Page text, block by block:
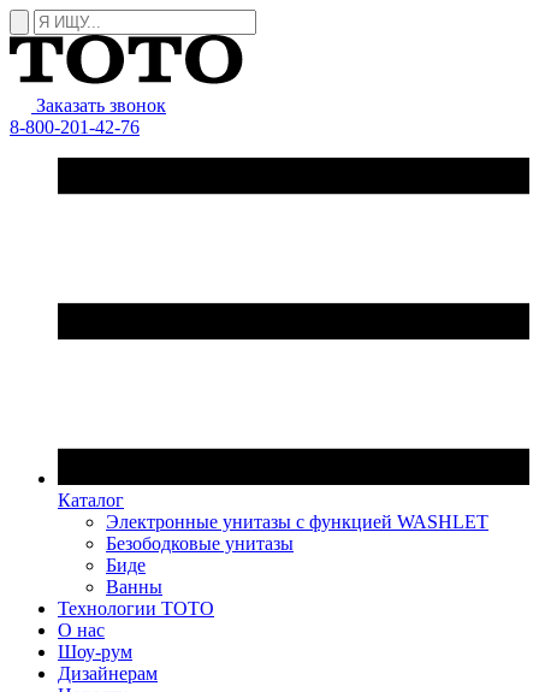
Заказать звонок
8-800-201-42-76
Каталог
Электронные унитазы с функцией WASHLET
Безободковые унитазы
Биде
Ванны
Технологии ТОТО
О нас
Шоу-рум
Дизайнерам